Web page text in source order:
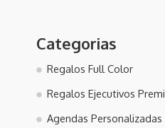
Categorias
Regalos Full Color
Regalos Ejecutivos
Agendas Personalizadas